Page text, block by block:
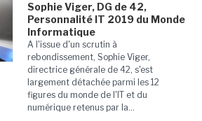
Sophie Viger, DG de 42,
Personnalité IT 2019 du Monde
Informatique
A l'issue d'un scrutin à
rebondissement, Sophie Viger,
directrice générale de 42, s'est
largement détachée parmi les 12
figures du monde de l'IT et du
numérique retenus par la...